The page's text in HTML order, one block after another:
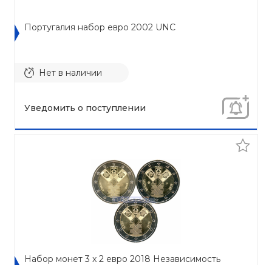
Португалия набор евро 2002 UNC
Нет в наличии
Уведомить о поступлении
Набор монет 3 x 2 евро 2018 Независимость